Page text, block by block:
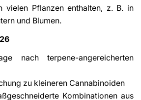
vielen Pflanzen enthalten, z. B. in
und Blumen.
nach terpene-angereicherten
zu kleineren Cannabinoiden
Kombinationen aus